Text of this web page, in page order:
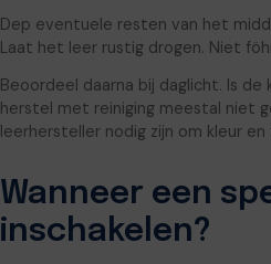
Dep eventuele resten van het
Laat het leer rustig drogen. Niet
Beoordeel daarna bij daglicht. Is de
herstel met reiniging meestal niet
leerhersteller nodig zijn om kleur en
Wanneer een
inschakelen?